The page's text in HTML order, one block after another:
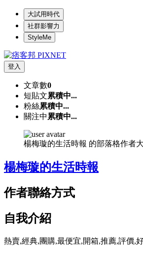
大試用時代
社群影響力
StyleMe
登入
文章數0
短貼文累積中...
粉絲累積中...
關注中 累積中...
楊梅璇的生活時報 的部落格作者
楊梅璇的生活時報
作者聯絡方式
自我介紹
熱賣,經典,團購,最便宜,開箱,推薦,評價,